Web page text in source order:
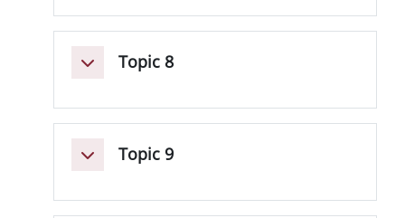
CollapseTopic 8
CollapseTopic 9